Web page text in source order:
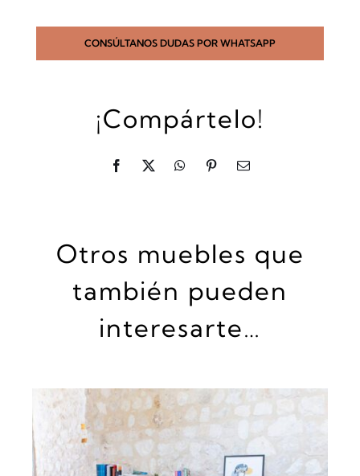
CONSÚLTANOS DUDAS POR WHATSAPP
¡Compártelo!
Otros muebles que
también pueden
interesarte…